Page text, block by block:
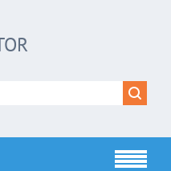
нажмите на